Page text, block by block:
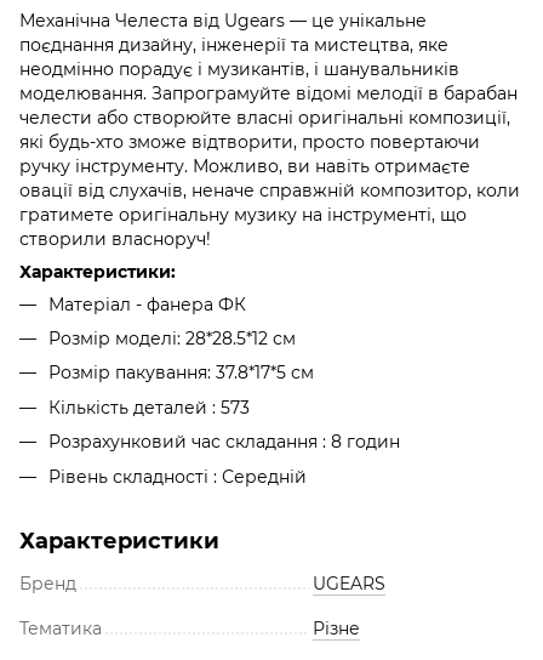
Механічна Челеста від Ugears — це унікальне
поєднання дизайну, інженерії та мистецтва, яке
неодмінно порадує і музикантів, і шанувальників
моделювання. Запрограмуйте відомі мелодії в барабан
челести або створюйте власні оригінальні композиції,
які будь-хто зможе відтворити, просто повертаючи
ручку інструменту. Можливо, ви навіть отримаєте
овації від слухачів, неначе справжній композитор, коли
гратимете оригінальну музику на інструменті, що
створили власноруч!
Характеристики:
Матеріал - фанера ФК
Розмір моделі: 28*28.5*12 см
Розмір пакування: 37.8*17*5 см
Кількість деталей : 573
Розрахунковий час складання : 8 годин
Рівень складності : Середній
Характеристики
Бренд UGEARS
Тематика Різне